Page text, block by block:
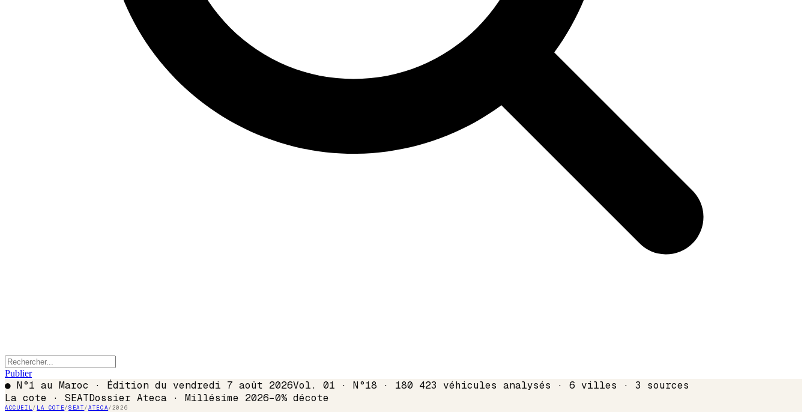
Publier
● N°1 au Maroc · Édition du vendredi 7 août 2026Vol. 01 · N°18 · 180 423 véhicules analysés · 6 villes · 3 sources
La cote · SEATDossier Ateca · Millésime 2026−0% décote
ACCUEIL/ LA COTE/SEAT/ATECA/2026